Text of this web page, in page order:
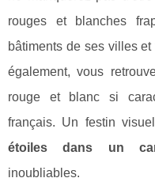
rouges et blanches
bâtiments de ses villes
également, vous
rouge et blanc si
français. Un festin
étoiles dans un
inoubliables.